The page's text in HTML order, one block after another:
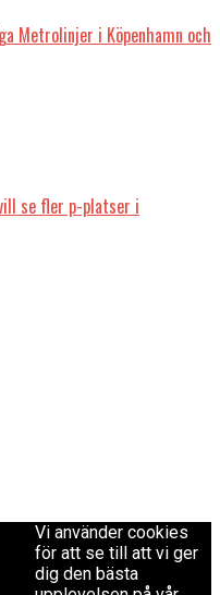
Metrolinjer i Köpenhamn och
se fler p-platser i
Vi använder cookies
för att se till att vi ger
dig den bästa